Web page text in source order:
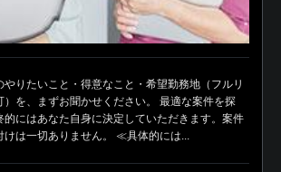
やりたいこと・得意なこと・希望勤務地（フルリ
）を、まずお聞かせください。 最適な案件を探
的にはあなた自身に決定していただきます。案件
けは一切ありません。 ≪具体的には...